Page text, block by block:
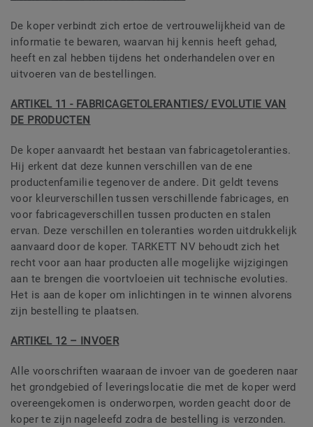
De koper verbindt zich ertoe de vertrouwelijkheid van de
informatie te bewaren, waarvan hij kennis heeft gehad,
heeft en zal hebben tijdens het onderhandelen over en
uitvoeren van de bestellingen.
ARTIKEL 11 - FABRICAGETOLERANTIES/ EVOLUTIE VAN
DE PRODUCTEN
De koper aanvaardt het bestaan van fabricagetoleranties.
Hij erkent dat deze kunnen verschillen van de ene
productenfamilie tegenover de andere. Dit geldt tevens
voor kleurverschillen tussen verschillende fabricages, en
voor fabricageverschillen tussen producten en stalen
ervan. Deze verschillen en toleranties worden uitdrukkelijk
aanvaard door de koper. TARKETT NV behoudt zich het
recht voor aan haar producten alle mogelijke wijzigingen
aan te brengen die voortvloeien uit technische evoluties.
Het is aan de koper om inlichtingen in te winnen alvorens
zijn bestelling te plaatsen.
ARTIKEL 12 – INVOER
Alle voorschriften waaraan de invoer van de goederen naar
het grondgebied of leveringslocatie die met de koper werd
overeengekomen is onderworpen, worden geacht door de
koper te zijn nageleefd zodra de bestelling is verzonden.